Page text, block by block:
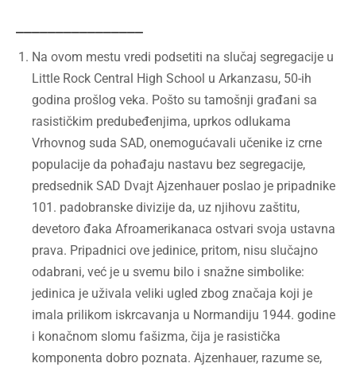
Na ovom mestu vredi podsetiti na slučaj segregacije u
Little Rock Central High School u Arkanzasu, 50-ih
godina prošlog veka. Pošto su tamošnji građani sa
rasističkim predubeđenjima, uprkos odlukama
Vrhovnog suda SAD, onemogućavali učenike iz crne
populacije da pohađaju nastavu bez segregacije,
predsednik SAD Dvajt Ajzenhauer poslao je pripadnike
101. padobranske divizije da, uz njihovu zaštitu,
devetoro đaka Afroamerikanaca ostvari svoja ustavna
prava. Pripadnici ove jedinice, pritom, nisu slučajno
odabrani, već je u svemu bilo i snažne simbolike:
jedinica je uživala veliki ugled zbog značaja koji je
imala prilikom iskrcavanja u Normandiju 1944. godine
i konačnom slomu fašizma, čija je rasistička
komponenta dobro poznata. Ajzenhauer, razume se,